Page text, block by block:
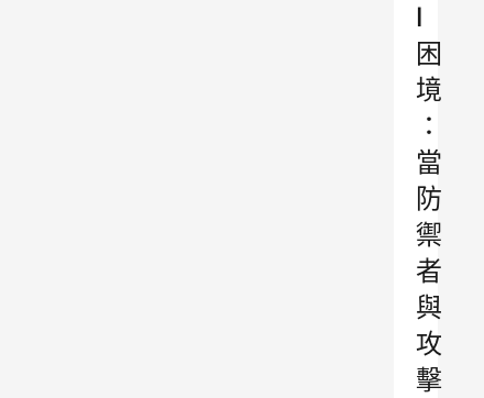
I
困
境
：
當
防
禦
者
與
攻
擊